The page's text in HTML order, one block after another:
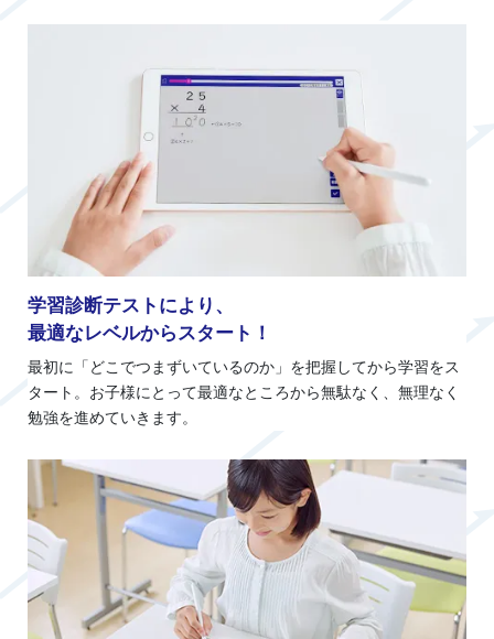
学習診断テストにより、
最適なレベルからスタート！
最初に「どこでつまずいているのか」を把握してから学習をス
タート。お子様にとって最適なところから無駄なく、無理なく
勉強を進めていきます。